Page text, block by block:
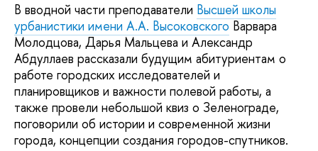
В вводной части преподаватели Высшей школы
урбанистики имени А.А. Высоковского Варвара
Молодцова, Дарья Мальцева и Александр
Абдуллаев рассказали будущим абитуриентам о
работе городских исследователей и
планировщиков и важности полевой работы, а
также провели небольшой квиз о Зеленограде,
поговорили об истории и современной жизни
города, концепции создания городов-спутников.